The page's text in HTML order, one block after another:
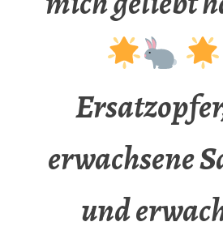
erwachsene
und